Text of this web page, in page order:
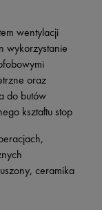
wentylacji
wykorzystanie
oraz
do butów
kształtu stop
ceramika